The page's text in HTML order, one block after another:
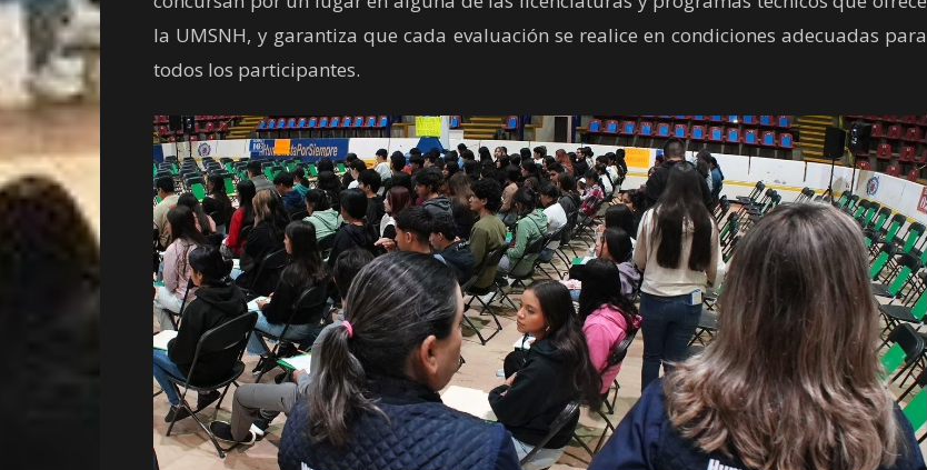
la UMSNH, y garantiza que cada evaluación se realice en condiciones adecuadas para
todos los participantes.